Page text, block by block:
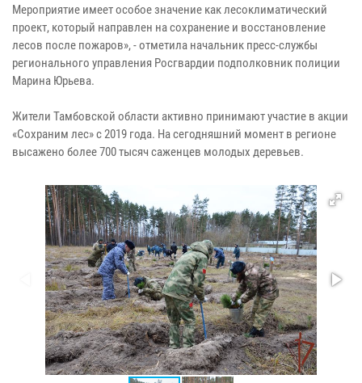
Мероприятие имеет особое значение как лесоклиматический
проект, который направлен на сохранение и восстановление
лесов после пожаров», - отметила начальник пресс-службы
регионального управления Росгвардии подполковник полиции
Марина Юрьева.
Жители Тамбовской области активно принимают участие в акции
«Сохраним лес» с 2019 года. На сегодняшний момент в регионе
высажено более 700 тысяч саженцев молодых деревьев.